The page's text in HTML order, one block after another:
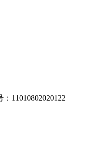
11010802020122